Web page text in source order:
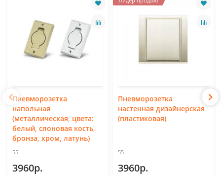
Пневморозетка
напольная
(металлическая, цвета:
белый, слоновая кость,
бронза, хром, латунь)
55
3960р.
Пневморозетка
настенная дизайнерская
(пластиковая)
55
3960р.